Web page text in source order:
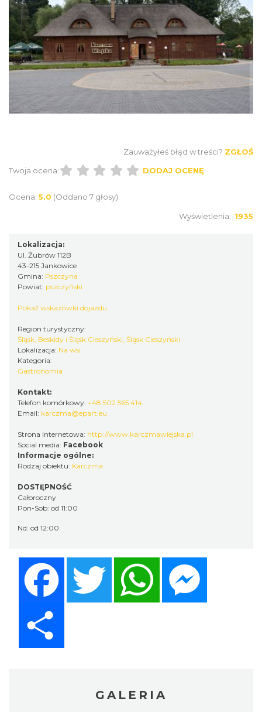
Zauważyłeś błąd w treści? ZGŁOŚ
Twoja ocena:
DODAJ OCENĘ
Ocena: 5.0 (Oddano 7 głosy)
Wyświetlenia: 1935
Lokalizacja:
Ul. Żubrów 112B
43-215 Jankowice
Gmina: Pszczyna
Powiat: pszczyński
Pokaż wskazówki dojazdu
Region turystyczny:
Śląsk, Beskidy i Śląsk Cieszyński, Śląsk Cieszyński
Lokalizacja: Na wsi
Kategoria:
Gastronomia
Kontakt:
Telefon komórkowy: +48 502 565 414
Email: karczma@epart.eu
Strona internetowa: http://www.karczmawiejska.pl
Social media: Facebook
Informacje ogólne:
Rodzaj obiektu: Karczma
DOSTĘPNOŚĆ
Całoroczny
Pon-Sob: od 11:00
Nd: od 12:00
Twitter WhatsApp
GALERIA